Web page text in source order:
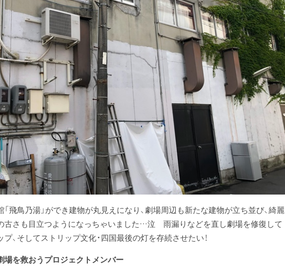
飛鳥乃湯」ができ建物が丸見えになり、劇場周辺も新たな建物が立ち並び、綺麗
古さも目立つようになっちゃいました…泣 雨漏りなどを直し劇場を修復して
、そしてストリップ文化・四国最後の灯を存続させたい！
場を救おうプロジェクトメンバー